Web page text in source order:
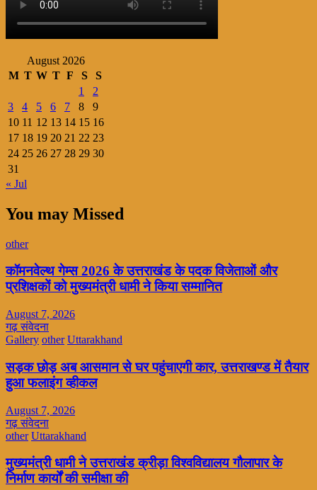
August 2026
M T W T F S
S
1
2
3
4 5 6 7 8
9
10 11 12 13 14 15 16
17 18 19 20 21 22 23
24 25 26 27 28 29 30
31
« Jul
You may Missed
other
कॉमनवेल्थ गेम्स 2026 के उत्तराखंड के पदक विजेताओं और
प्रशिक्षकों को मुख्यमंत्री धामी ने किया सम्मानित
August 7, 2026
गढ़ संवेदना
Gallery other Uttarakhand
सड़क छोड़ अब आसमान से घर पहुंचाएगी कार, उत्तराखण्ड में तैयार
हुआ फलाइंग व्हीकल
August 7, 2026
गढ़ संवेदना
other Uttarakhand
मुख्यमंत्री धामी ने उत्तराखंड क्रीड़ा विश्वविद्यालय गौलापार के
निर्माण कार्यों की समीक्षा की